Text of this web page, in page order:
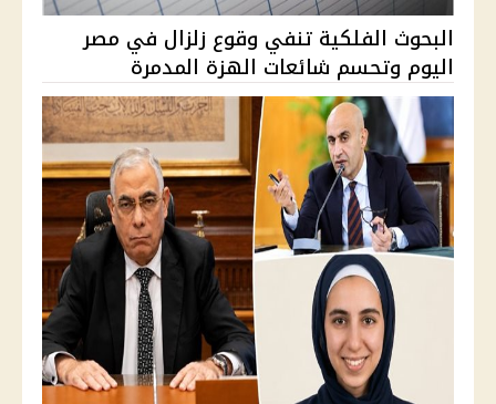
البحوث الفلكية تنفي وقوع زلزال في مصر
اليوم وتحسم شائعات الهزة المدمرة